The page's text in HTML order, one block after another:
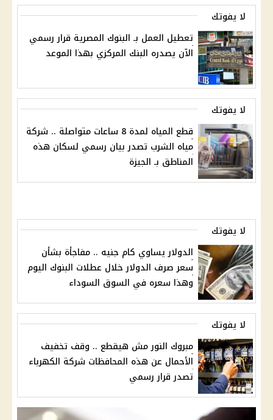
لا يفوتك
تعطيل العمل بـ البنوك المصرية قرار رسمي
الآن يصدره البنك المركزي بهذا الموعد
لا يفوتك
قطع المياه لمدة 8 ساعات متواصلة .. شركة
مياه الشرب تصدر بيان رسمي لسكان هذه
المناطق بـ الجيزة
لا يفوتك
الدولار يساوي كام جنيه .. مفاجأة بشأن
سعر صرف الدولار خلال عطلات البنوك اليوم
وهذا سعره في السوق السوداء
لا يفوتك
مبروك النور مش هيقطع .. وقف تخفيف
الأحمال عن هذه المحافظات شركة الكهرباء
تصدر قرار رسمي